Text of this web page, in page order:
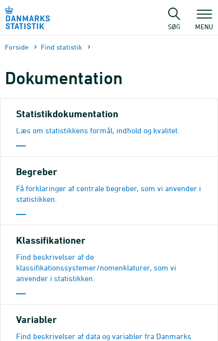
sidens
SØG MENU
Forside Find statistik
Dokumen­tation
Statistikdokumentation
Læs om statistikkens formål, indhold og kvalitet.
Begreber
Få forklaringer af centrale begreber, som vi anvender i
statistikken.
Klassifikationer
Find beskrivelser af de
klassifikationssystemer/nomenklaturer, som vi
anvender i statistikken.
Variabler
Find beskrivelser af data og variabler fra Danmarks